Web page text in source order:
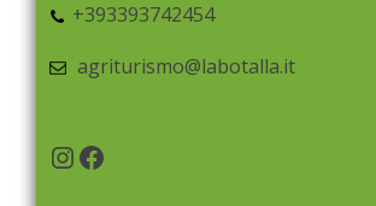
+393393742454
agriturismo@labotalla.it
Instagram
Facebook